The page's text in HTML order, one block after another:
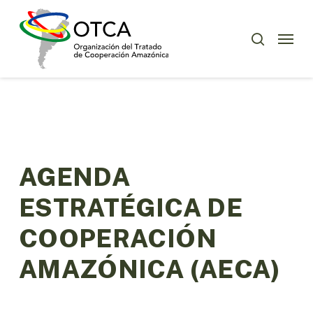
Menu
AGENDA
ESTRATÉGICA DE
COOPERACIÓN
AMAZÓNICA (AECA)